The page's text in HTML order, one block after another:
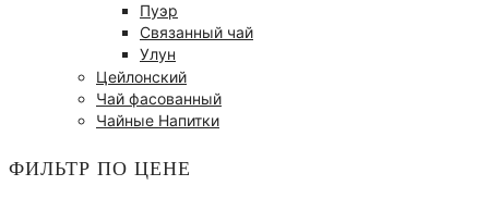
Пуэр
Связанный чай
Улун
Цейлонский
Чай фасованный
Чайные Напитки
ФИЛЬТР ПО ЦЕНЕ